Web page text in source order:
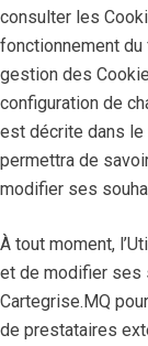
consulter les
fonctionnement du
gestion des
configuration de
est décrite dans le
permettra de
modifier ses
À tout moment,
et de modifier ses
Cartegrise.MQ
de prestataires